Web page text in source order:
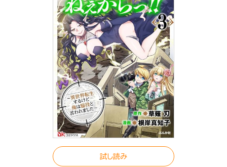
試し読み